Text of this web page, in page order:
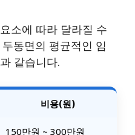
소에 따라 달라질 수
동면의 평균적인 임
같습니다.
비용(원)
150만원 ~ 300만원